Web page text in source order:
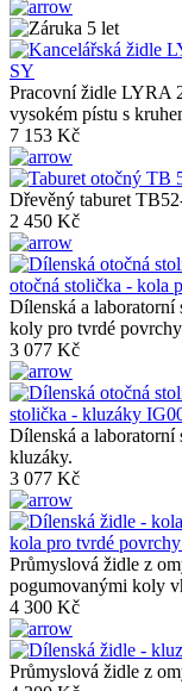
SY
Pracovní židle LYRA
vysokém pístu s
7 153 Kč
Dřevěný taburet
2 450 Kč
otočná stolička - kola
Dílenská a laboratorní
koly pro tvrdé
3 077 Kč
stolička - kluzáky
Dílenská a laboratorní
kluzáky.
3 077 Kč
kola pro tvrdé
Průmyslová židle z
pogumovanými koly
4 300 Kč
Průmyslová židle z